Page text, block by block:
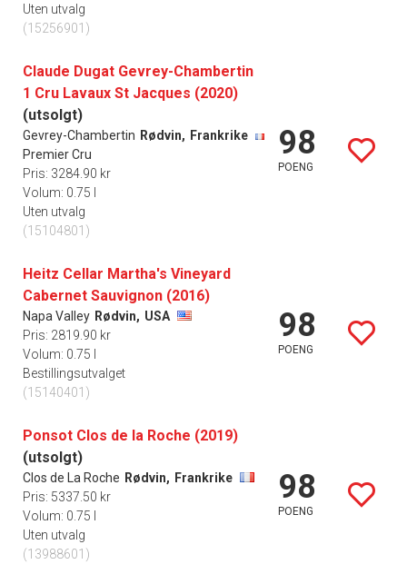
Uten utvalg
(15256901)
Claude Dugat Gevrey-Chambertin
1 Cru Lavaux St Jacques (2020)
(utsolgt)
Gevrey-Chambertin
Premier Cru
Rødvin, Frankrike
Pris: 3284.90 kr
Volum: 0.75 l
Uten utvalg
(15104801)
98
POENG
Heitz Cellar Martha's Vineyard
Cabernet Sauvignon (2016)
Napa Valley Rødvin, USA
Pris: 2819.90 kr
Volum: 0.75 l
Bestillingsutvalget
(15140401)
98
POENG
Ponsot Clos de la Roche (2019)
(utsolgt)
Clos de La Roche Rødvin, Frankrike
Pris: 5337.50 kr
Volum: 0.75 l
Uten utvalg
(13988601)
98
POENG